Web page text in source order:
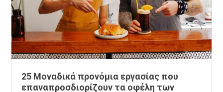
25 Μοναδικά προνόμια εργασίας που
επαναπροσδιορίζουν τα οφέλη των